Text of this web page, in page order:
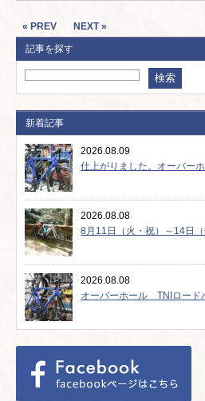
« PREV
NEXT »
記事を探す
新着記事
2026.08.09
仕上がりました。オーバー
2026.08.08
8月11日（火・祝）～14日
2026.08.08
オーバーホール TNIロード